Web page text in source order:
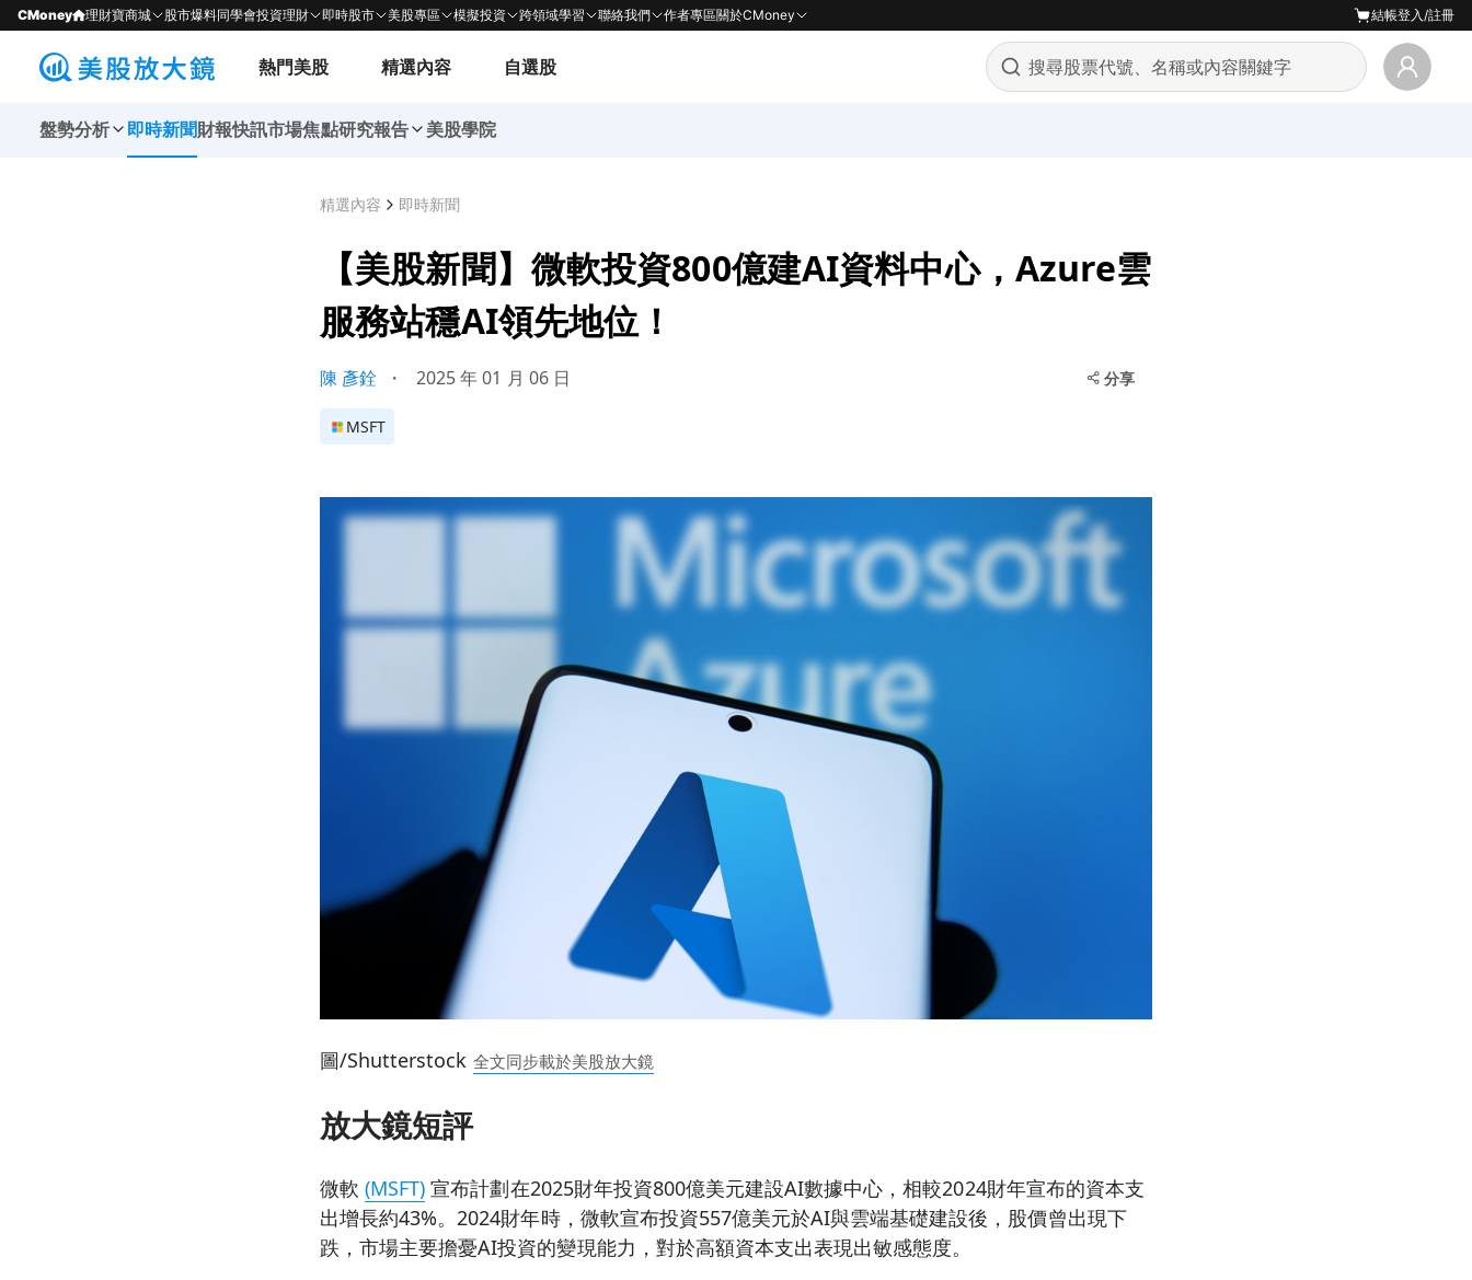
CMoney 理財寶商城 股市爆料同學會投資理財 即時股市 美股專區 模擬投資 跨領域學習 聯絡我們 作者專區關於CMoney 結帳登入/註冊
熱門美股 精選內容 自選股
盤勢分析 即時新聞財報快訊市場焦點研究報告 美股學院
精選內容 即時新聞
【美股新聞】微軟投資800億建AI資料中心，Azure雲
服務站穩AI領先地位！
陳 彥銓 ・ 2025 年 01 月 06 日 分享
MSFT
圖/Shutterstock 全文同步載於美股放大鏡
放大鏡短評
微軟(MSFT) 宣布計劃在2025財年投資800億美元建設AI數據中心，相較2024財年宣布的資本支
出增長約43%。2024財年時，微軟宣布投資557億美元於AI與雲端基礎建設後，股價曾出現下
跌，市場主要擔憂AI投資的變現能力，對於高額資本支出表現出敏感態度。